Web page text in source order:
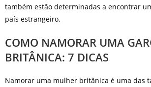
também estão determinadas a encontrar
país estrangeiro.
COMO NAMORAR UMA
BRITÂNICA: 7 DICAS
Namorar uma mulher britânica é uma das